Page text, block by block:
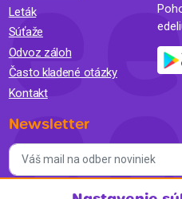
Leták
Súťaže
Odvoz záloh
Často kladené otázky
Kontakt
Newsletter